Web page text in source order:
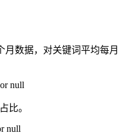
月数据，对关键词平均每月
null
比。
null